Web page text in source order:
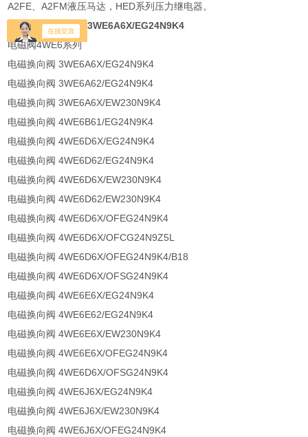
A2FE、A2FM液压马达，HED系列压力继电器。
力士乐电磁换向阀 3WE6A6X/EG24N9K4
电磁阀4WE6系列
电磁换向阀 3WE6A6X/EG24N9K4
电磁换向阀 3WE6A62/EG24N9K4
电磁换向阀 3WE6A6X/EW230N9K4
电磁换向阀 4WE6B61/EG24N9K4
电磁换向阀 4WE6D6X/EG24N9K4
电磁换向阀 4WE6D62/EG24N9K4
电磁换向阀 4WE6D6X/EW230N9K4
电磁换向阀 4WE6D62/EW230N9K4
电磁换向阀 4WE6D6X/OFEG24N9K4
电磁换向阀 4WE6D6X/OFCG24N9Z5L
电磁换向阀 4WE6D6X/OFEG24N9K4/B18
电磁换向阀 4WE6D6X/OFSG24N9K4
电磁换向阀 4WE6E6X/EG24N9K4
电磁换向阀 4WE6E62/EG24N9K4
电磁换向阀 4WE6E6X/EW230N9K4
电磁换向阀 4WE6E6X/OFEG24N9K4
电磁换向阀 4WE6D6X/OFSG24N9K4
电磁换向阀 4WE6J6X/EG24N9K4
电磁换向阀 4WE6J6X/EW230N9K4
电磁换向阀 4WE6J6X/OFEG24N9K4